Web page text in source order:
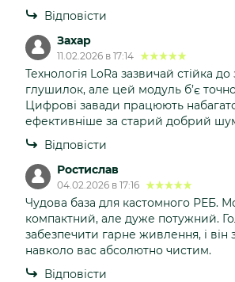
Відповісти
Захар
11.02.2026 в 17:14
Технологія LoRa зазвичай стійка
глушилок, але цей модуль б’є
Цифрові завади працюють
ефективніше за старий добрий
Відповісти
Ростислав
04.02.2026 в 17:16
Чудова база для кастомного РЕБ.
компактний, але дуже потужний.
забезпечити гарне живлення, і він
навколо вас абсолютно чистим.
Відповісти